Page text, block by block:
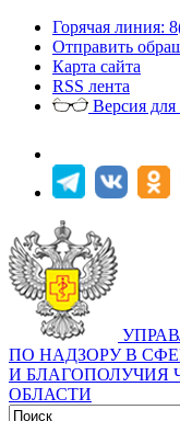
Горячая линия:
Отправить
Карта сайта
RSS лента
Версия
ПО НАДЗОРУ В
И БЛАГОПОЛУЧИЯ
ОБЛАСТИ